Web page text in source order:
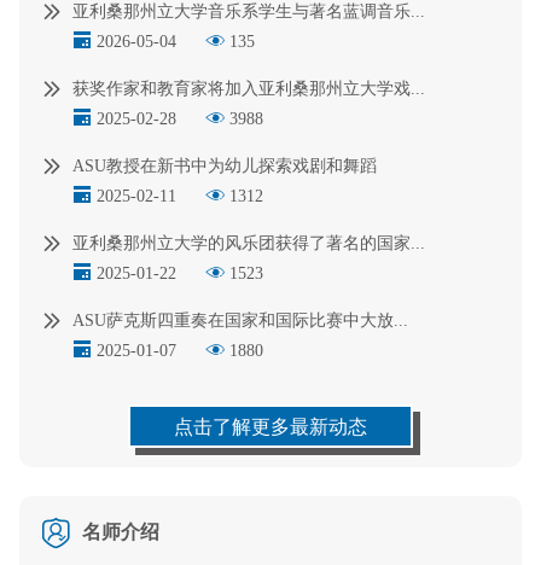
亚利桑那州立大学音乐系学生与著名蓝调音乐...
2026-05-04
135
获奖作家和教育家将加入亚利桑那州立大学戏...
2025-02-28
3988
ASU教授在新书中为幼儿探索戏剧和舞蹈
2025-02-11
1312
亚利桑那州立大学的风乐团获得了著名的国家...
2025-01-22
1523
ASU萨克斯四重奏在国家和国际比赛中大放...
2025-01-07
1880
点击了解更多最新动态
名师介绍